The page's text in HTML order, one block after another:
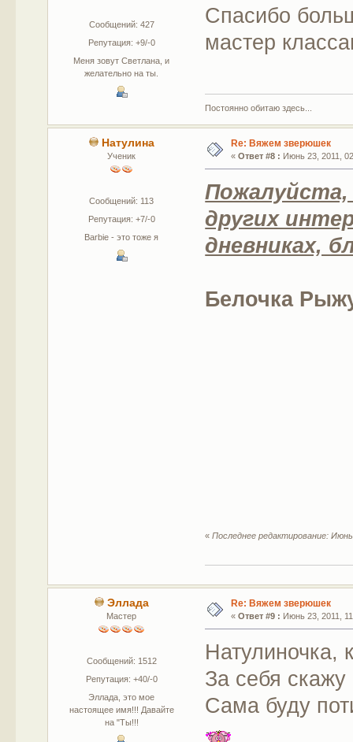
Сообщений: 427
Репутация: +9/-0
Меня зовут Светлана, и
желательно на ты.
Спасибо
мастер
Постоянно обитаю здесь...
Натулина
Ученик
Сообщений: 113
Репутация: +7/-0
Barbie - это тоже я
Re: Вяжем зверюшек
« Ответ #8 : Июнь 23, 2011,
других
дневниках,
Белочка
«Последнее редактирование:
Эллада
Мастер
Сообщений: 1512
Репутация: +40/-0
Эллада, это мое
настоящее имя!!! Давайте
на "Ты!!!
Re: Вяжем зверюшек
« Ответ #9 : Июнь 23, 2011,
Натулиночка,
За себя
Сама буду